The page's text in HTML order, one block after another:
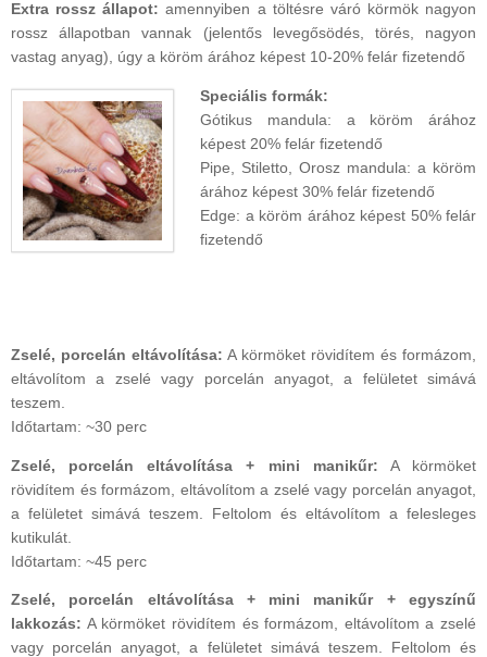
Extra rossz állapot: amennyiben a töltésre váró körmök nagyon
rossz állapotban vannak (jelentős levegősödés, törés, nagyon
vastag anyag), úgy a köröm árához képest 10-20% felár fizetendő
Speciális formák:
Gótikus mandula: a köröm árához
képest 20% felár fizetendő
Pipe, Stiletto, Orosz mandula: a köröm
árához képest 30% felár fizetendő
Edge: a köröm árához képest 50% felár
fizetendő
Zselé, porcelán eltávolítása: A körmöket rövidítem és formázom,
eltávolítom a zselé vagy porcelán anyagot, a felületet simává
teszem.
Időtartam: ~30 perc
Zselé, porcelán eltávolítása + mini manikűr: A körmöket
rövidítem és formázom, eltávolítom a zselé vagy porcelán anyagot,
a felületet simává teszem. Feltolom és eltávolítom a felesleges
kutikulát.
Időtartam: ~45 perc
Zselé, porcelán eltávolítása + mini manikűr + egyszínű
lakkozás: A körmöket rövidítem és formázom, eltávolítom a zselé
vagy porcelán anyagot, a felületet simává teszem. Feltolom és